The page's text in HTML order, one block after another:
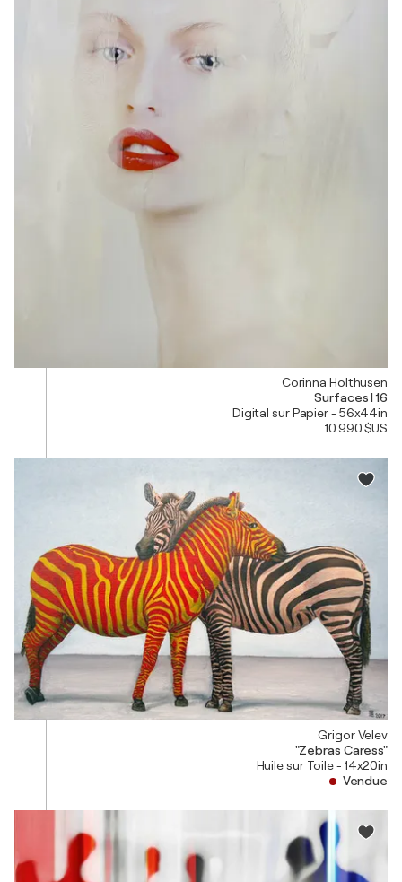
Corinna Holthusen
Surfaces I 16
Digital sur Papier - 56x44in
10 990 $US
Grigor Velev
"Zebras Caress"
Huile sur Toile - 14x20in
Vendue